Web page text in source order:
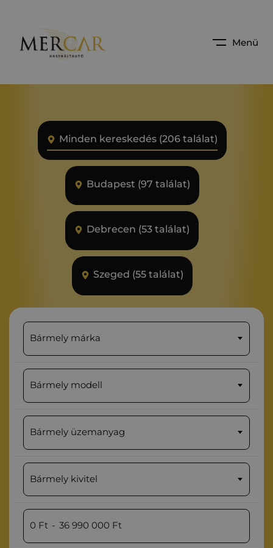
Menü
Minden kereskedés (206 találat)
Budapest (97 találat)
Debrecen (53 találat)
Szeged (55 találat)
Bármely márka
Bármely modell
Bármely üzemanyag
Bármely kivitel
0 Ft - 36 990 000 Ft